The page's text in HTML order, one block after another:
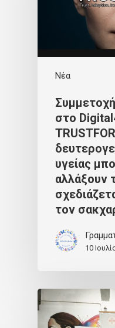
Νέα
στο
υγείας
αλλάξουν
τον
10